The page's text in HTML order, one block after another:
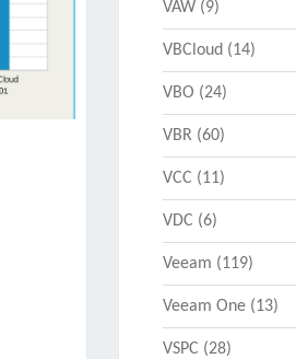
VAW(9)
VBCloud (14)
VBO (24)
VBR(60)
VCC (11)
VDC (6)
Veeam (119)
Veeam One(13)
VSPC (28)